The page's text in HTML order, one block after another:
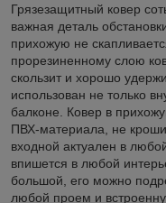
Грязезащитный ковер
важная деталь
прихожую не
прорезиненному слою
скользит и хорошо
использован не только
балконе. Ковер в
ПВХ-материала, не
входной актуален в
впишется в любой
большой, его можно
любой проем и